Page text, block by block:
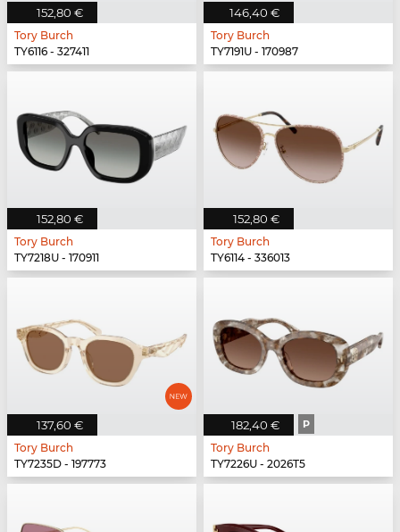
152,80 €
Tory Burch
TY6116 - 327411
146,40 €
Tory Burch
TY7191U - 170987
152,80 €
Tory Burch
TY7218U - 170911
152,80 €
Tory Burch
TY6114 - 336013
137,60 €
Tory Burch
TY7235D - 197773
182,40 € P
Tory Burch
TY7226U - 2026T5